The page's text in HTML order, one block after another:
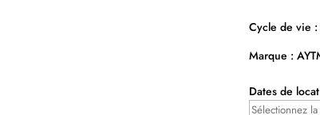
Cycle de vie
Marque :
Dates de